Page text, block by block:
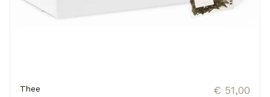
Thee € 51,00